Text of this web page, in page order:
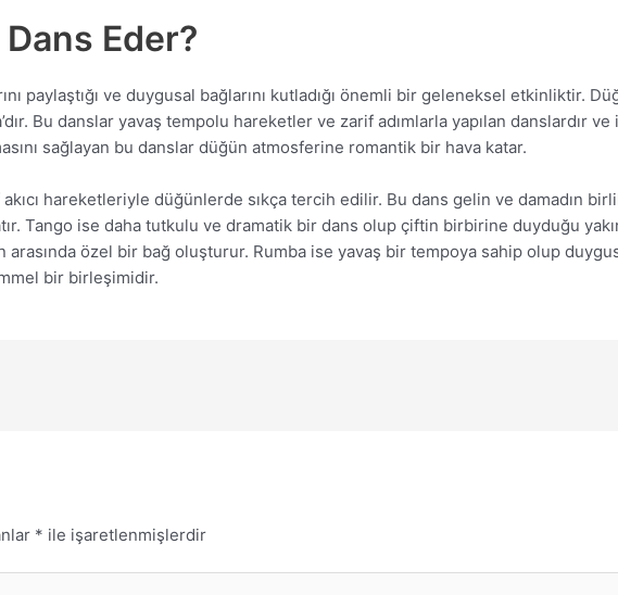
Eder?
paylaştığı ve duygusal bağlarını kutladığı önemli bir geleneksel etkinliktir.
Bu danslar yavaş tempolu hareketler ve zarif adımlarla yapılan danslardır
sağlayan bu danslar düğün atmosferine romantik bir hava katar.
hareketleriyle düğünlerde sıkça tercih edilir. Bu dans gelin ve damadın
Tango ise daha tutkulu ve dramatik bir dans olup çiftin birbirine duyduğu
arasında özel bir bağ oluşturur. Rumba ise yavaş bir tempoya sahip olup
bir birleşimidir.
* ile işaretlenmişlerdir